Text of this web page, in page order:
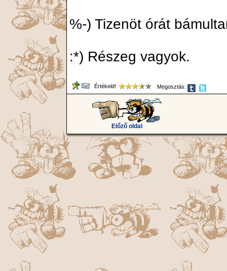
%-) Tizenöt órát
:*) Részeg vagyok.
Értékeld! Megosztás:
Előző oldal